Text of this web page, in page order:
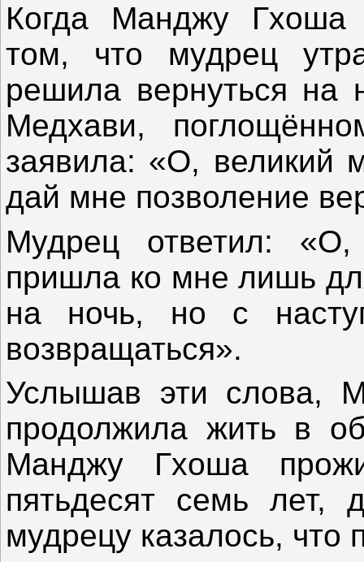
Когда Манджу Гхоша
том, что мудрец
решила вернуться на
Медхави,
заявила: «О, великий
дай мне позволение
Мудрец ответил:
пришла ко мне лишь
на ночь, но с
возвращаться».
Услышав эти слова,
продолжила жить в
Манджу Гхоша
пятьдесят семь лет,
мудрецу казалось,